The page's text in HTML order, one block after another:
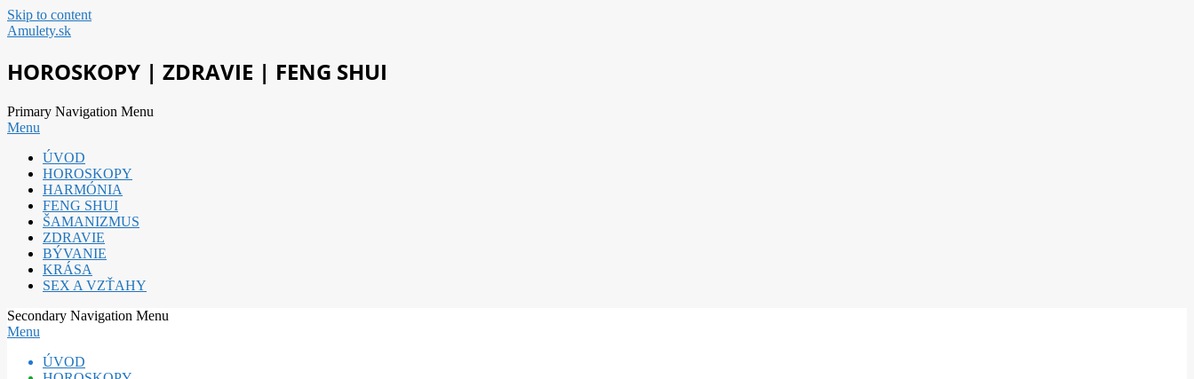
Skip to content
Amulety.sk
HOROSKOPY | ZDRAVIE | FENG SHUI
Primary Navigation Menu
Menu
ÚVOD
HOROSKOPY
HARMÓNIA
FENG SHUI
ŠAMANIZMUS
ZDRAVIE
BÝVANIE
KRÁSA
SEX A VZŤAHY
Secondary Navigation Menu
Menu
ÚVOD